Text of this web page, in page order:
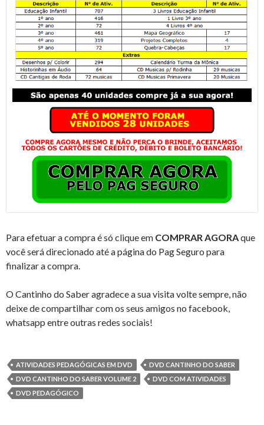
Para efetuar a compra é só clique em COMPRAR AGORAque
você será direcionado até a página do Pag Seguro para
finalizar a compra.
O Cantinho do Saber agradece a sua visita volte sempre, não
deixe de compartilhar com os seus amigos no facebook,
whatsapp entre outras redes sociais!
ATIVIDADES PEDAGÓGICAS EM DVD
DVD CANTINHO DO SABER
DVD CANTINHO DO SABER VOLUME 2
DVD COM ATIVIDADES
DVD PEDAGÓGICO